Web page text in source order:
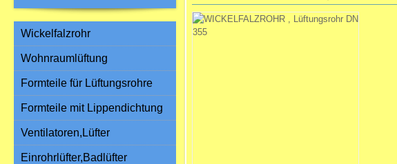
Wickelfalzrohr
Wohnraumlüftung
Formteile für Lüftungsrohre
Formteile mit Lippendichtung
Ventilatoren,Lüfter
Einrohrlüfter,Badlüfter